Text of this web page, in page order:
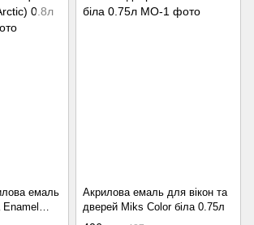
емаль
Акрилова емаль для вікон та
дверей Miks Color біла 0.75л